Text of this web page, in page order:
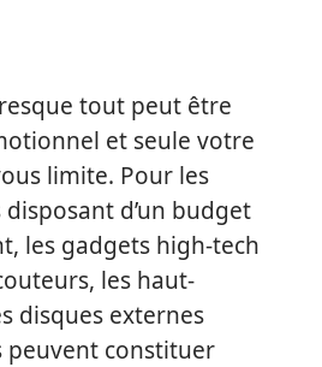
tout peut être
et seule votre
limite. Pour les
d’un budget
les gadgets high-tech
les haut-
disques externes
peuvent constituer